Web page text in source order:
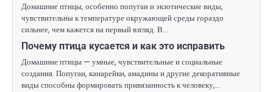
Домашние птицы, особенно попугаи и экзотические виды,
чувствительны к температуре окружающей среды гораздо
сильнее, чем кажется на первый взгляд. В…
Почему птица кусается и как это исправить
Домашние птицы — умные, чувствительные и социальные
создания. Попугаи, канарейки, амадины и другие декоративные
виды способны формировать привязанность к человеку,…